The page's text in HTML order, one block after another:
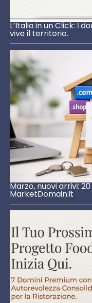
L’Italia in un Click: I
vive il territorio.
Marzo, nuovi arrivi:
MarketDomain.it